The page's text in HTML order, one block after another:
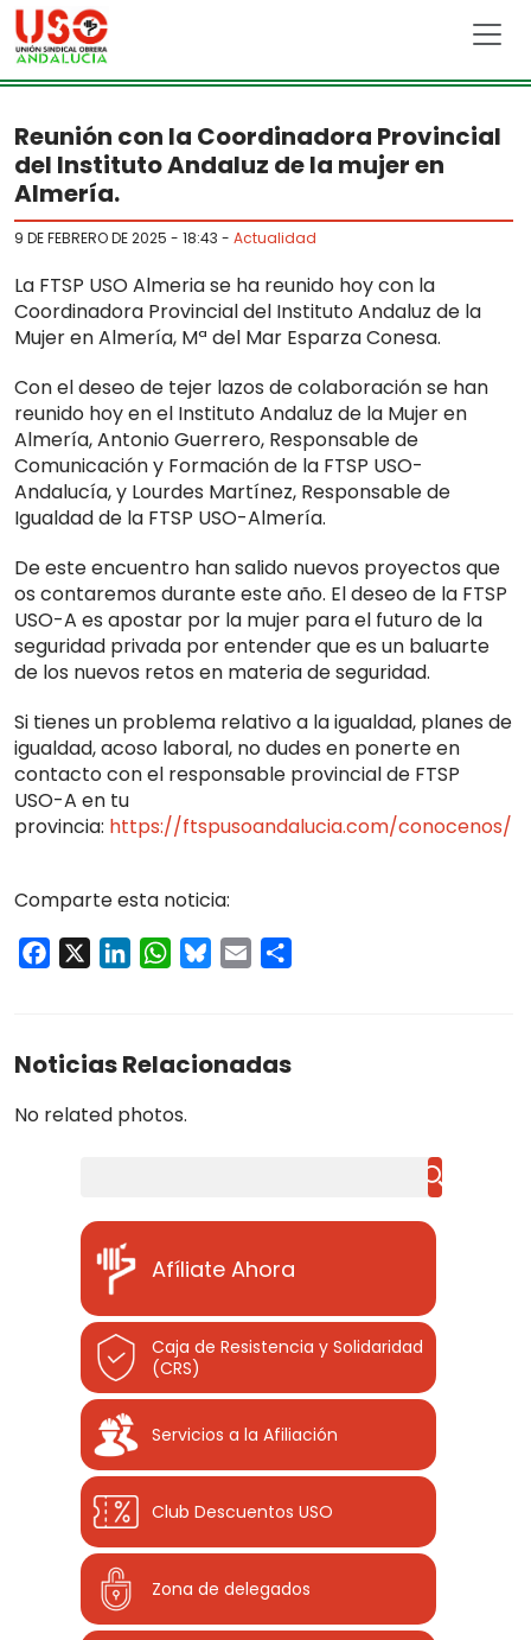
Skip to main content
Reunión con la Coordinadora Provincial
del Instituto Andaluz de la mujer en
Almería.
9 DE FEBRERO DE 2025 - 18:43 - Actualidad
La FTSP USO Almeria se ha reunido hoy con la
Coordinadora Provincial del Instituto Andaluz de la
Mujer en Almería, Mª del Mar Esparza Conesa.
Con el deseo de tejer lazos de colaboración se han
reunido hoy en el Instituto Andaluz de la Mujer en
Almería, Antonio Guerrero, Responsable de
Comunicación y Formación de la FTSP USO-
Andalucía, y Lourdes Martínez, Responsable de
Igualdad de la FTSP USO-Almería.
De este encuentro han salido nuevos proyectos que
os contaremos durante este año. El deseo de la FTSP
USO-A es apostar por la mujer para el futuro de la
seguridad privada por entender que es un baluarte
de los nuevos retos en materia de seguridad.
Si tienes un problema relativo a la igualdad, planes de
igualdad, acoso laboral, no dudes en ponerte en
contacto con el responsable provincial de FTSP
USO-A en tu
provincia: https://ftspusoandalucia.com/conocenos/
Comparte esta noticia:
Facebook LinkedInWhatsApp
Bluesky
Email
Noticias Relacionadas
No related photos.
Afíliate Ahora
Caja de Resistencia y Solidaridad
(CRS)
Servicios a la Afiliación
Club Descuentos USO
Zona de delegados